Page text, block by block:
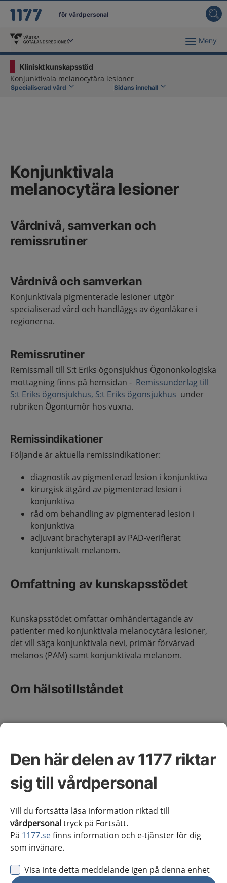
Den här delen av 1177 riktar
sig till vårdpersonal
Vill du fortsätta läsa information riktad till
vårdpersonaltryck på Fortsätt.
På 1177.sefinns information och e-tjänster för dig
som invånare.
Visa inte detta meddelande igen på denna enhet
för vårdpersonal
Du har valt region Meny
Kliniskt kunskapsstöd
Konjunktivala melanocytära lesioner
Specialiserad vård Sidans innehåll
Konjunktivala
melanocytära lesioner
Vårdnivå, samverkan och
remissrutiner
Vårdnivå och samverkan
Konjunktivala pigmenterade lesioner utgör
specialiserad vård och handläggs av ögonläkare i
regionerna.
Remissrutiner
Remissmall till S:t Eriks ögonsjukhus Ögononkologiska
mottagning finns på hemsidan - Remissunderlag till
S:t Eriks ögonsjukhus, S:t Eriks ögonsjukhus under
rubriken Ögontumör hos vuxna.
Remissindikationer
Följande är aktuella remissindikationer:
diagnostik av pigmenterad lesion i konjunktiva
kirurgisk åtgärd av pigmenterad lesion i
konjunktiva
råd om behandling av pigmenterad lesion i
konjunktiva
adjuvant brachyterapi av PAD-verifierat
konjunktivalt melanom.
Omfattning av kunskapsstödet
Kunskapsstödet omfattar omhändertagande av
patienter med konjunktivala melanocytära lesioner,
det vill säga konjunktivala nevi, primär förvärvad
melanos (PAM) samt konjunktivala melanom.
Om hälsotillståndet
pigmenterad konjunktival lesion som inte är medfödd
och inte orsakad av en systemisk sjukdom. PAM kan
vara utan atypi, eller med mild, måttlig eller grav
atypi. Termen ”melanom in situ” används för PAM
med så grav atypi att det involverar nästan full
tjocklek av epitelet, men även för histologiskt
uppenbara melanom utan säkra belägg för
subepitelial invasion
. PAM kan ibland spridas till
Konjunktivala nevi är godartade melanocytiska